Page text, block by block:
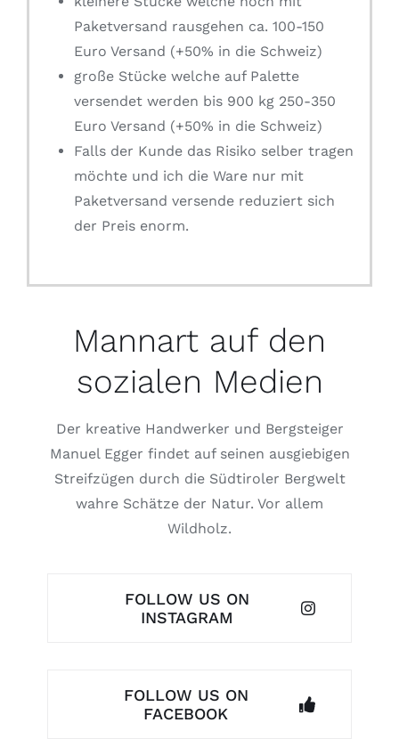
Paketversand rausgehen ca. 100-150
Euro Versand (+50% in die Schweiz)
große Stücke welche auf Palette
versendet werden bis 900 kg 250-350
Euro Versand (+50% in die Schweiz)
Falls der Kunde das Risiko selber tragen
möchte und ich die Ware nur mit
Paketversand versende reduziert sich
der Preis enorm.
Mannart auf den
sozialen Medien
Der kreative Handwerker und Bergsteiger
Manuel Egger findet auf seinen ausgiebigen
Streifzügen durch die Südtiroler Bergwelt
wahre Schätze der Natur. Vor allem
Wildholz.
FOLLOW US ON
INSTAGRAM
FOLLOW US ON
FACEBOOK